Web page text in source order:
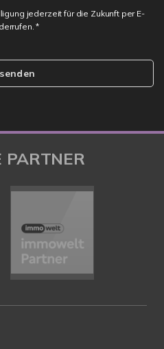
jederzeit für die Zukunft per E-
*
PARTNER